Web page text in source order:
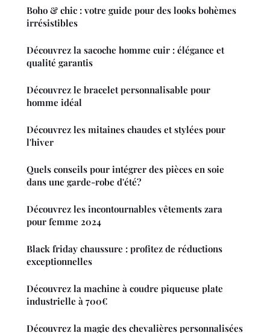
Boho & chic : votre guide pour des looks bohèmes
irrésistibles
Découvrez la sacoche homme cuir : élégance et
qualité garantis
Découvrez le bracelet personnalisable pour
homme idéal
Découvrez les mitaines chaudes et stylées pour
l'hiver
Quels conseils pour intégrer des pièces en soie
dans une garde-robe d'été?
Découvrez les incontournables vêtements zara
pour femme 2024
Black friday chaussure : profitez de réductions
exceptionnelles
Découvrez la machine à coudre piqueuse plate
industrielle à 700€
Découvrez la magie des chevalières personnalisées